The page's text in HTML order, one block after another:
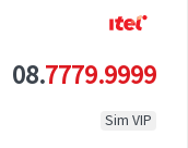
08.7779.9999
Sim VIP